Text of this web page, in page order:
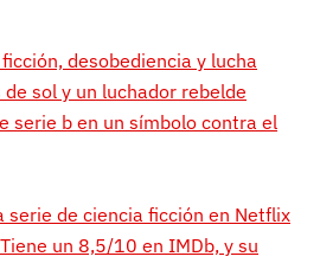
desobediencia y lucha
sol y un luchador rebelde
serie b en un símbolo contra el
serie de ciencia ficción en Netflix
un 8,5/10 en IMDb, y su